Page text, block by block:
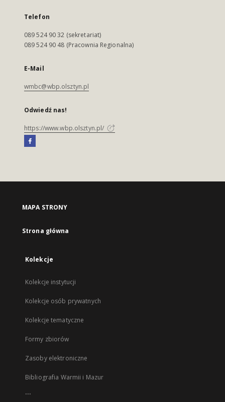
Telefon
089 524 90 32 (sekretariat)
089 524 90 48 (Pracownia Regionalna)
E-Mail
wmbc@wbp.olsztyn.pl
Odwiedź nas!
https://www.wbp.olsztyn.pl/
MAPA STRONY
Strona główna
Kolekcje
Kolekcje instytucji
Kolekcje osób prywatnych
Kolekcje tematyczne
Formy zbiorów
Zasoby elektroniczne
Bibliografia Warmii i Mazur
...